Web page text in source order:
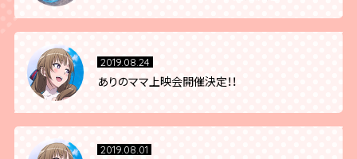
2019.08.24
ありのママ上映会開催決定！！
2019.08.01